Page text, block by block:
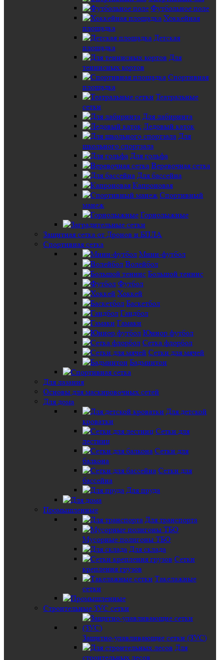
Футбольное поле
Хоккейная
площадка
Детская
площадка
Для
теннисных кортов
Спортивная
площадка
Театральные
сетки
Для лабиринта
Ледовый каток
Для
школьного спортзала
Для гольфа
Веревочная сетка
Для бассейна
Капроновая
Спортивный
манеж
Горнолыжные
Защитная сетка от Дронов и БПЛА
Спортивная сетка
Мини-футбол
Волейбол
Большой теннис
Футбол
Хоккей
Баскетбол
Гандбол
Гамаки
Юниор футбол
Сетка флорбол
Сетки для мячей
Бадминтон
Для лазания
Основы для маскировочных сетей
Для дома
Для детской
кроватки
Сетки для
лестниц
Сетки для
балкона
Сетки для
бассейна
Для пруда
Промышленные
Для транспорта
Мусорные полигоны ТБО
Для склада
Сетки
крепления грузов
Такелажные
сетки
Строительные ЗУС сетки
Защитно-улавливающие сетки (ЗУС)
Для
строительных лесов